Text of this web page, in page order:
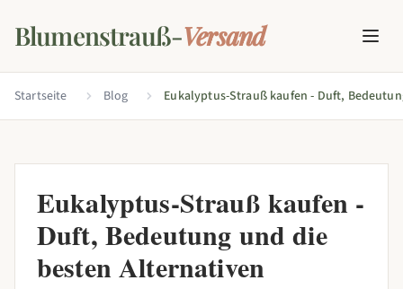
Blumenstrauß-Versand
Startseite Blog
Eukalyptus-Strauß kaufen -
Duft, Bedeutung und die
besten Alternativen